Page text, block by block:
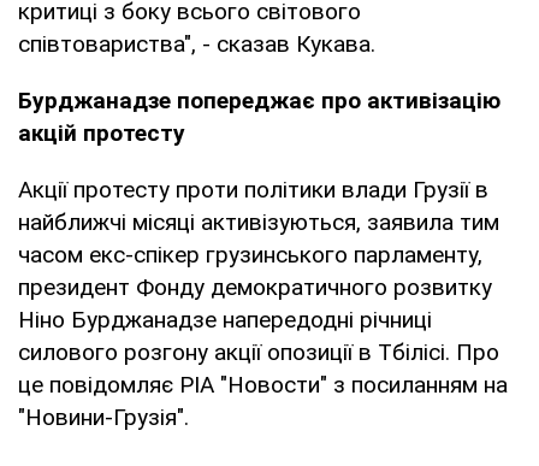
критиці з боку всього світового
співтовариства", - сказав Кукава.
Бурджанадзе попереджає про активізацію
акцій протесту
Акції протесту проти політики влади Грузії в
найближчі місяці активізуються, заявила тим
часом екс-спікер грузинського парламенту,
президент Фонду демократичного розвитку
Ніно Бурджанадзе напередодні річниці
силового розгону акції опозиції в Тбілісі. Про
це повідомляє РІА "Новости" з посиланням на
"Новини-Грузія".